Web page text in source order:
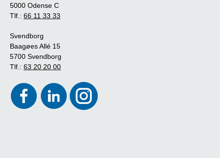
5000 Odense C
Tlf.: 66 11 33 33
Svendborg
Baagøes Allé 15
5700 Svendborg
Tlf.: 63 20 20 00